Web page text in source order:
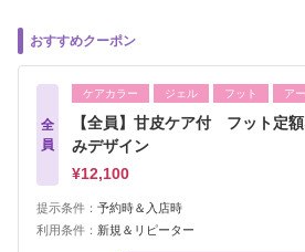
おすすめクーポン
全
員
ケアカラー ジェル フット ア
【全員】甘皮ケア付 フット定
みデザイン
¥12,100
提示条件： 予約時＆入店時
利用条件： 新規＆リピーター